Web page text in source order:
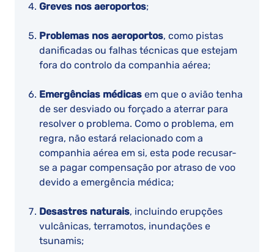
Greves nos aeroportos;
Problemas nos aeroportos, como pistas
danificadas ou falhas técnicas que estejam
fora do controlo da companhia aérea;
Emergências médicas em que o avião tenha
de ser desviado ou forçado a aterrar para
resolver o problema. Como o problema, em
regra, não estará relacionado com a
companhia aérea em si, esta pode recusar-
se a pagar compensação por atraso de voo
devido a emergência médica;
Desastres naturais, incluindo erupções
vulcânicas, terramotos, inundações e
tsunamis;